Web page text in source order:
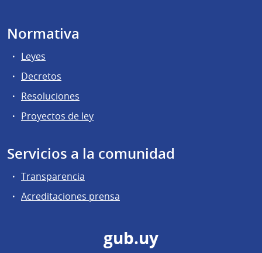
Normativa
Leyes
Decretos
Resoluciones
Proyectos de ley
Servicios a la comunidad
Transparencia
Acreditaciones prensa
gub.uy